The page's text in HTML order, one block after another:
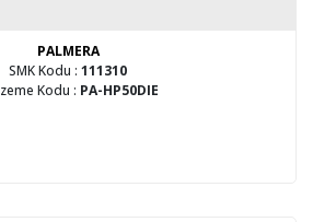
PALMERA
SMK Kodu : 111310
Kodu : PA-HP50DIE